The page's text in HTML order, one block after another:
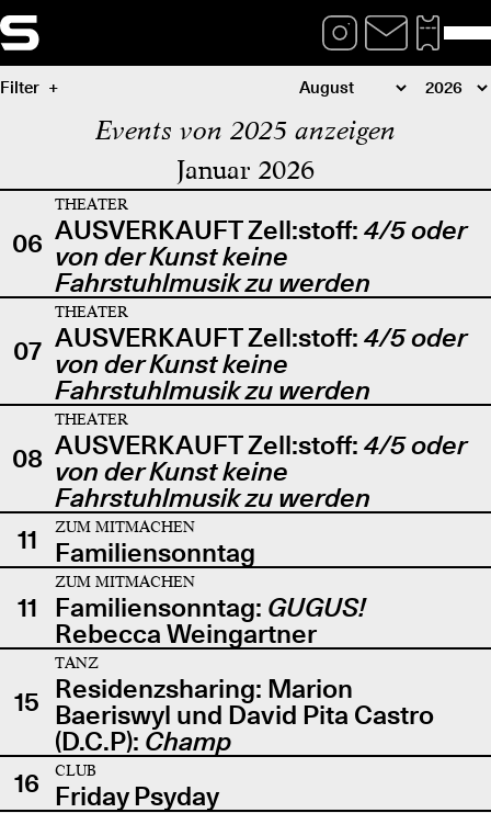
Filter
Events von 2025 anzeigen
Januar 2026
06
THEATER
AUSVERKAUFT Zell:stoff: 4/5 oder
von der Kunst keine
Fahrstuhlmusik zu werden
07
THEATER
AUSVERKAUFT Zell:stoff: 4/5 oder
von der Kunst keine
Fahrstuhlmusik zu werden
08
THEATER
AUSVERKAUFT Zell:stoff: 4/5 oder
von der Kunst keine
Fahrstuhlmusik zu werden
11
ZUM MITMACHEN
Familiensonntag
11
ZUM MITMACHEN
Familiensonntag: GUGUS!
Rebecca Weingartner
15
TANZ
Residenzsharing: Marion
Baeriswyl und David Pita Castro
(D.C.P): Champ
16
CLUB
Friday Psyday